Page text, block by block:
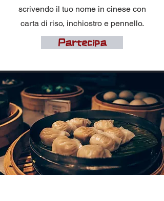
scrivendo il tuo nome in cinese con
carta di riso, inchiostro e pennello.
Partecipa